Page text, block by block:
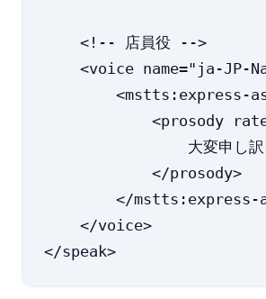
    <!-- 店員役 -->
<voice name="ja-JP-
<mstts:express-
<prosody
大変申し訳
            </prosody>
</mstts:express-
    </voice>